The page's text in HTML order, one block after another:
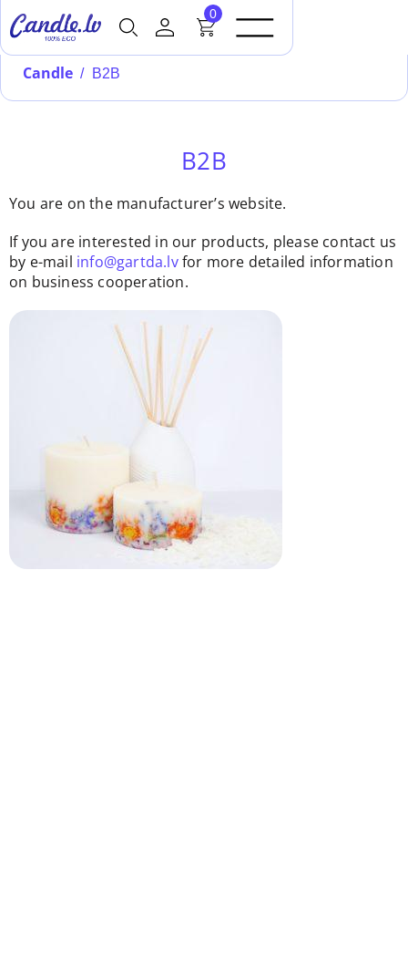
0
Candle / B2B
B2B
You are on the manufacturer’s website.
If you are interested in our products, please contact us
by e-mail info@gartda.lvfor more detailed information
on business cooperation.